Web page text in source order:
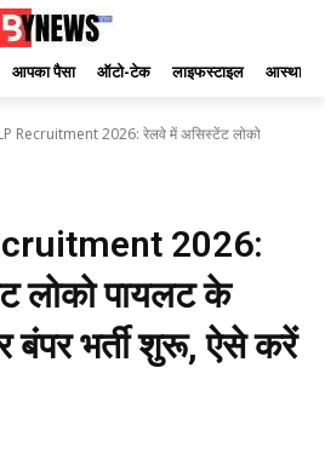
आपका पैसा ऑटो-टेक लाइफस्टाइल आस्था
Recruitment 2026: रेलवे में असिस्टेंट लोको
2026:
लोको पायलट के
बंपर भर्ती शुरू, ऐसे करें